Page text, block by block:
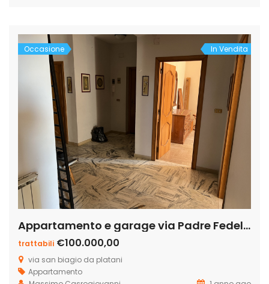
Occasione In Vendita
Appartamento e garage via Padre Fedele da San Biagio n. 4
trattabili €100.000,00
via san biagio da platani
Appartamento